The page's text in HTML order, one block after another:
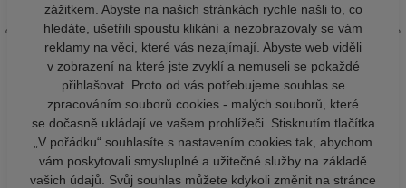
zážitkem. Abyste na našich stránkách rychle našli to, co
hledáte, ušetřili spoustu klikání a nezobrazovaly se vám
reklamy na věci, které vás nezajímají. Abyste web viděli
v zobrazení na které jste zvyklí a nemuseli se pokaždé
přihlašovat. Proto od vás potřebujeme souhlas se
zpracováním souborů cookies - malých souborů, které
se dočasně ukládají ve vašem prohlížeči. Stisknutím tlačítka
„V pořádku“ souhlasíte s nastavením cookies tak, abychom
vám poskytovali smysluplné a užitečné služby na základě
vašich údajů. Svůj souhlas můžete kdykoli změnit na stránce